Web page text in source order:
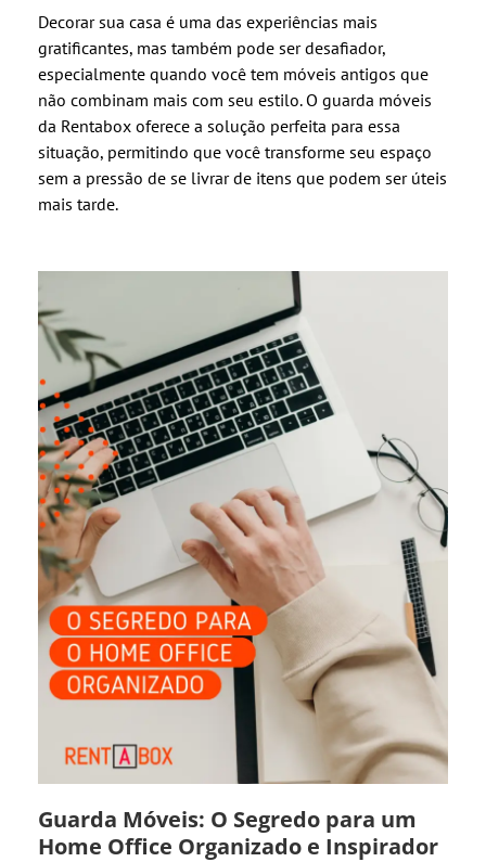
Decorar sua casa é uma das experiências mais
gratificantes, mas também pode ser desafiador,
especialmente quando você tem móveis antigos que
não combinam mais com seu estilo. O guarda móveis
da Rentabox oferece a solução perfeita para essa
situação, permitindo que você transforme seu espaço
sem a pressão de se livrar de itens que podem ser úteis
mais tarde.
Guarda Móveis: O Segredo para um
Home Office Organizado e Inspirador